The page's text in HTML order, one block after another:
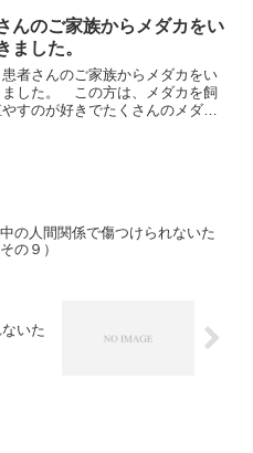
んのご家族からメダカをい
ました。
者さんのご家族からメダカをい
ました。 この方は、メダカを飼
すのが好きでたくさんのメダカ
の人間関係で傷つけられないた
の９）
いた